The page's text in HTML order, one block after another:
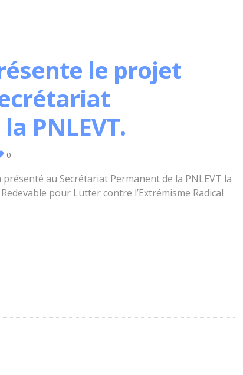
le projet
PNLEVT.
0
au Secrétariat Permanent de la PNLEVT la
pour Lutter contre l’Extrémisme Radical